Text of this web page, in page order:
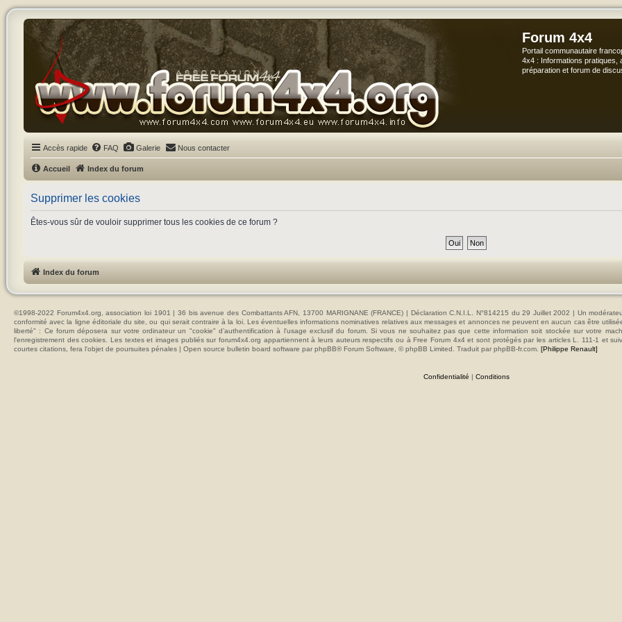
Forum 4x4
Portail communautaire
4x4 : Informations pratiques,
préparation et forum de
Accès rapide FAQ Galerie Nous contacter
Accueil Index du forum
Supprimer les cookies
Êtes-vous sûr de vouloir supprimer tous les cookies de ce forum ?
Index du forum
©1998-2022 Forum4x4.org, association loi 1901 | 36 bis avenue des Combattants AFN, 13700 MARIGNANE (FRANCE) | Déclaration C.N.I.L. N°814215 du 29 Juillet 2002 | Un
conformité avec la ligne éditoriale du site, ou qui serait contraire à la loi. Les éventuelles informations nominatives relatives aux messages et annonces ne peuvent en aucun cas être
liberté" : Ce forum déposera sur votre ordinateur un "cookie" d’authentification à l'usage exclusif du forum. Si vous ne souhaitez pas que cette information soit stockée sur votre
l'enregistrement des cookies. Les textes et images publiés sur forum4x4.org appartiennent à leurs auteurs respectifs ou à Free Forum 4x4 et sont protégés par les articles L. 111-1 et
courtes citations, fera l'objet de poursuites pénales | Open source bulletin board software par phpBB® Forum Software, © phpBB Limited. Traduit par phpBB-fr.com. [Philippe Renault]
Confidentialité | Conditions